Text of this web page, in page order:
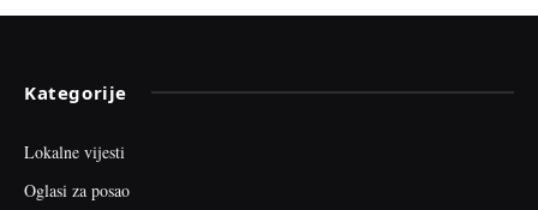
Kategorije
Lokalne vijesti
Oglasi za posao